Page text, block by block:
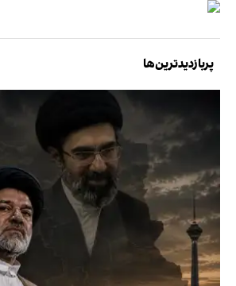
پربازدیدترین‌ها